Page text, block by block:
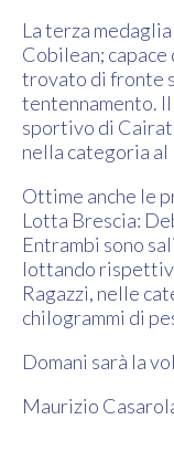
La terza
Cobilean;
trovato di fronte
tentennamento.
sportivo di
nella categoria al
Ottime anche le
Lotta Brescia:
Entrambi sono
lottando
Ragazzi, nelle
chilogrammi di
Domani sarà la
Maurizio